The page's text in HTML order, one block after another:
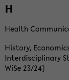
H
Health
History,
Interdisciplinary
WiSe 23/24)